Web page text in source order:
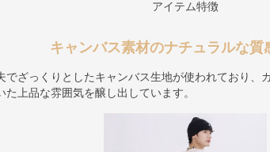
アイテム特徴
キャンバス素材のナチュラルな質
でざっくりとしたキャンバス生地が使われており、
た上品な雰囲気を醸し出しています。